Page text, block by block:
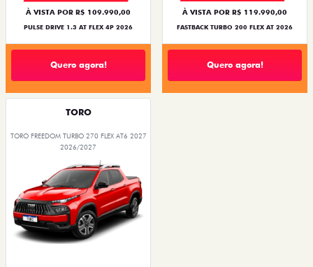
À VISTA POR R$ 109.990,00
PULSE DRIVE 1.3 AT FLEX 4P 2026
Quero agora!
À VISTA POR R$ 119.990,00
FASTBACK TURBO 200 FLEX AT 2026
Quero agora!
TORO
TORO FREEDOM TURBO 270 FLEX AT6 2027
2026/2027